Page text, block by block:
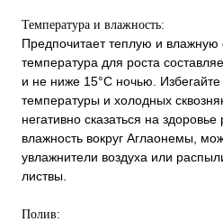
Температура и влажность:
Предпочитает теплую и
температура для роста
и не ниже 15°С ночью. Избегайте
температуры и холодных
негативно сказаться на
влажность вокруг Аглаонемы,
увлажнители воздуха или
листвы.
Полив: